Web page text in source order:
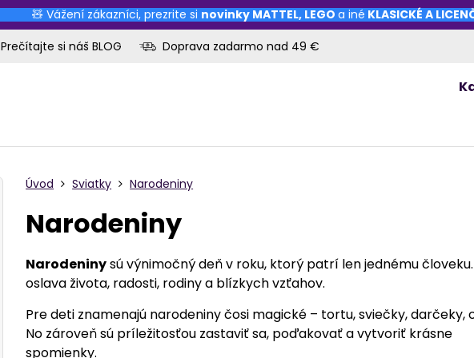
🧸 Vážení zákazníci, prezrite si novinky MATTEL, LEGO a iné KLASICKÉ A
Prečítajte si náš BLOG Doprava zadarmo nad 49 €
Úvod Sviatky Narodeniny
Narodeniny
Narodeninysú výnimočný deň v roku, ktorý patrí len jednému
oslava života, radosti, rodiny a blízkych vzťahov.
Pre deti znamenajú narodeniny čosi magické – tortu, sviečky, darčeky,
No zároveň sú príležitosťou zastaviť sa, poďakovať a vytvoriť krásne
spomienky.